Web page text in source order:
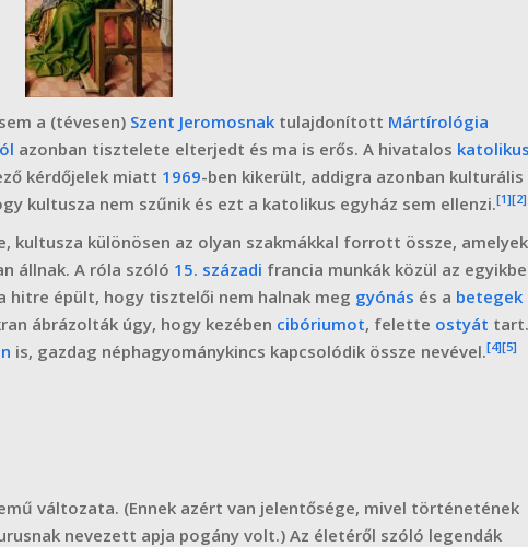
a (tévesen) Szent Jeromosnak tulajdonított Mártírológia
azonban tisztelete elterjedt és ma is erős. A hivatalos
kérdőjelek miatt 1969-ben kikerült, addigra azonban kulturális
kultusza nem szűnik és ezt a katolikus egyház sem ellenzi.[1][2]
kultusza különösen az olyan szakmákkal forrott össze,
állnak. A róla szóló 15. századi francia munkák közül az
épült, hogy tisztelői nem halnak meg gyónás és a betegek
ábrázolták úgy, hogy kezében cibóriumot, felette ostyát tart.
is, gazdag néphagyománykincs kapcsolódik össze nevével.[4][5]
változata. (Ennek azért van jelentősége, mivel történetének
nevezett apja pogány volt.) Az életéről szóló legendák